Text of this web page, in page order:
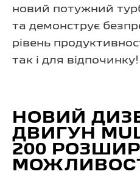
новий потужний
та демонструє
рівень
так і для відпочинку!
НОВИЙ
ДВИГУН
200